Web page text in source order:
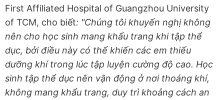
First Affiliated Hospital of Guangzhou University
of TCM, cho biết: "Chúng tôi khuyến nghị không
nên cho học sinh mang khẩu trang khi tập thể
dục, bởi điều này có thể khiến các em thiếu
dưỡng khí trong lúc tập luyện cường độ cao. Học
sinh tập thể dục nên vận động ở nơi thoáng khí,
không mang khẩu trang, duy trì khoảng cách an